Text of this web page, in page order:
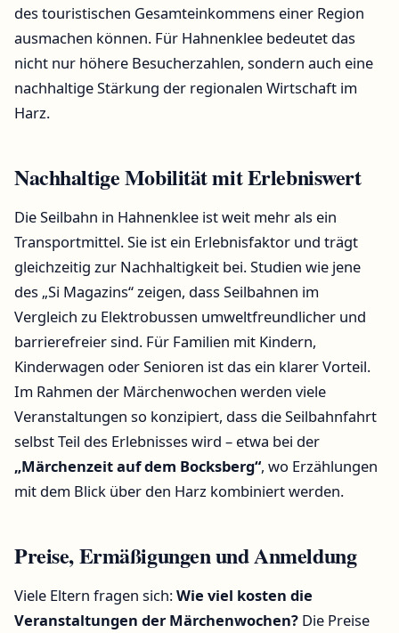
des touristischen Gesamteinkommens einer Region
ausmachen können. Für Hahnenklee bedeutet das
nicht nur höhere Besucherzahlen, sondern auch eine
nachhaltige Stärkung der regionalen Wirtschaft im
Harz.
Nachhaltige Mobilität mit Erlebniswert
Die Seilbahn in Hahnenklee ist weit mehr als ein
Transportmittel. Sie ist ein Erlebnisfaktor und trägt
gleichzeitig zur Nachhaltigkeit bei. Studien wie jene
des „Si Magazins“ zeigen, dass Seilbahnen im
Vergleich zu Elektrobussen umweltfreundlicher und
barrierefreier sind. Für Familien mit Kindern,
Kinderwagen oder Senioren ist das ein klarer Vorteil.
Im Rahmen der Märchenwochen werden viele
Veranstaltungen so konzipiert, dass die Seilbahnfahrt
selbst Teil des Erlebnisses wird – etwa bei der
„Märchenzeit auf dem Bocksberg“, wo Erzählungen
mit dem Blick über den Harz kombiniert werden.
Preise, Ermäßigungen und Anmeldung
Viele Eltern fragen sich:Wie viel kosten die
Veranstaltungen der Märchenwochen? Die Preise